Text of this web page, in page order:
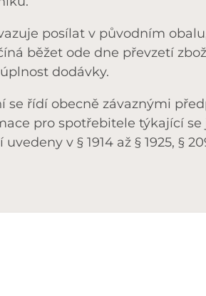
posílat v původním
běžet ode dne převzetí
dodávky.
řídí obecně závaznými
pro spotřebitele týkající
v § 1914 až § 1925, §